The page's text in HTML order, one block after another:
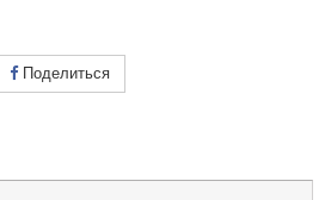
Поделиться